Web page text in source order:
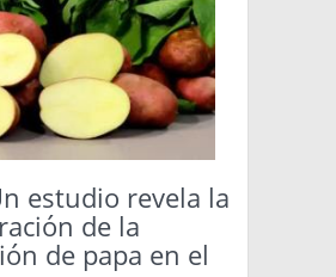
estudio revela la
de la
de papa en el